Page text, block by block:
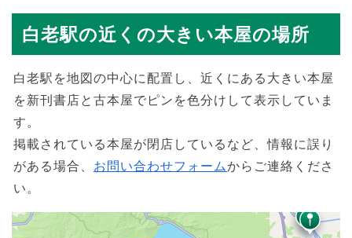
白老駅の近くの大きい本屋の場所
白老駅を地図の中心に配置し、近くにある大きい本屋
を新刊書店と古本屋でピンを色分けして表示していま
す。
掲載されている本屋が閉店しているなど、情報に誤り
がある場合、 お問い合わせフォームからご連絡くださ
い。